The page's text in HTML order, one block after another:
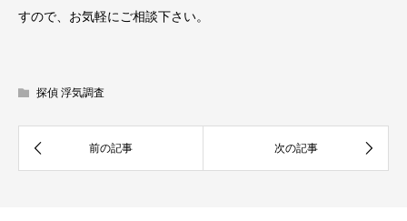
すので、お気軽にご相談下さい。
探偵 浮気調査